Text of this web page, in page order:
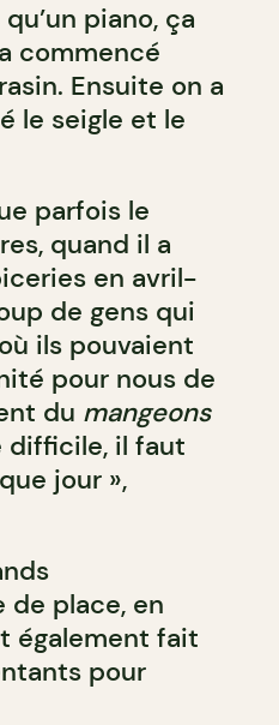
piano, ça
commencé
Ensuite on a
le seigle et le
parfois le
quand il a
en avril-
de gens qui
ils pouvaient
pour nous de
du mangeons
difficile, il faut
jour »,
de place, en
également fait
pour